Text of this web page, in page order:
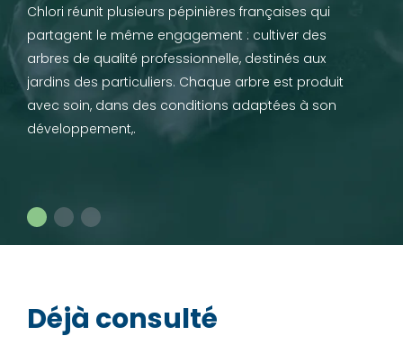
Chlori réunit plusieurs pépinières françaises qui
partagent le même engagement : cultiver des
arbres de qualité professionnelle, destinés aux
jardins des particuliers. Chaque arbre est produit
avec soin, dans des conditions adaptées à son
développement,.
Déjà consulté